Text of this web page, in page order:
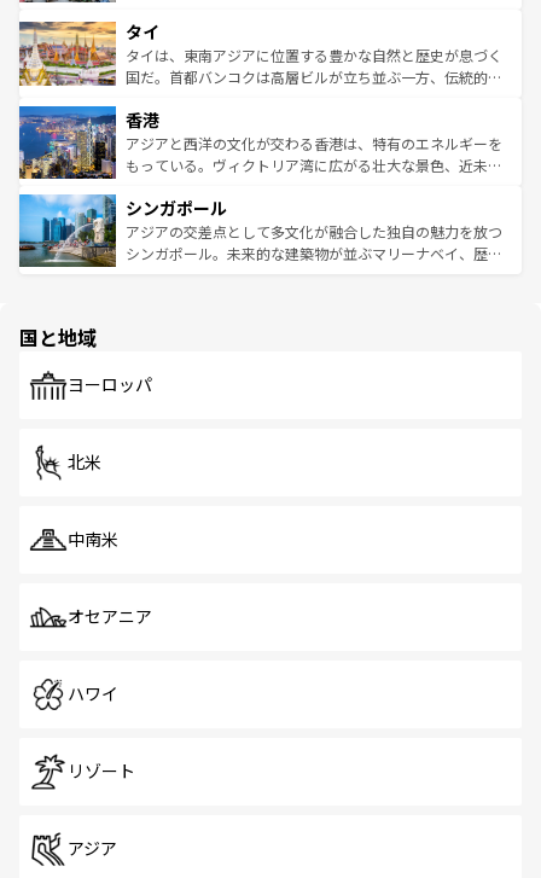
リティに包まれながら、韓国の多彩な魅力を心ゆくまで味
わってみてほしい。 なお、新着の韓国情報はコンテンツ一
覧を参照してほしい。
急速な発展と共に伝統が息づく。ハノイの古い町並みやホ
ーチミン市のフランス統治時代の建物も、独特の雰囲気を
醸し出している。また、バラエティの豊かさとおいしさで
とつ。フォーやバインミー、ベトナムコーヒーなどは、ぜ
ひ現地で味わいたい。どの地域を訪れてもあたたかい人々
が旅行者を迎えてくれるので、きっと忘れられない旅にな
参照してほしい。
タイ
タイは、東南アジアに位置する豊かな自然と歴史が息づく
国だ。首都バンコクは高層ビルが立ち並ぶ一方、伝統的な
の活気が交差している。北部ではチェンマイなどの山岳地
帯で自然と触れ合い、南部ではプーケットやクラビの美し
いビーチでリゾート気分を楽しむことができる。タイ料理
激する。気候は一年中温暖で、どの季節にも異なる楽しみ
が待っている。親しみやすいタイの人々、仏教を中心とし
た文化、そして多様な観光資源が、訪れる旅人を魅了し続
香港
アジアと西洋の文化が交わる香港は、特有のエネルギーを
もっている。ヴィクトリア湾に広がる壮大な景色、近未来
み、どこを訪れても感動するはず。観光スポットが密集し
ており、効率よく見どころを回れるのも魅力。息をのむよ
うな絶景から文化的な体験まで、香港を存分に楽しみ尽く
シンガポール
アジアの交差点として多文化が融合した独自の魅力を放つ
シンガポール。未来的な建築物が並ぶマリーナベイ、歴史
で、ホーカーズは地元の風情を楽しめる外せないスポット
国と地域
ヨーロッパ
北米
中南米
オセアニア
ハワイ
リゾート
アジア